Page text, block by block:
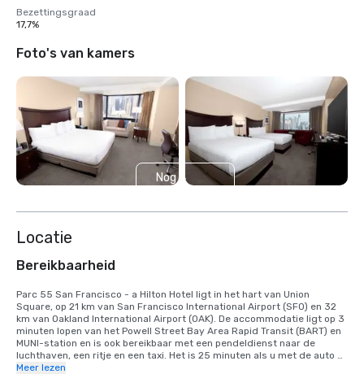
Bezettingsgraad
17,7%
Foto's van kamers
Nog 4
Locatie
Bereikbaarheid
Parc 55 San Francisco - a Hilton Hotel ligt in het hart van Union
Square, op 21 km van San Francisco International Airport (SFO) en 32
km van Oakland International Airport (OAK). De accommodatie ligt op 3
minuten lopen van het Powell Street Bay Area Rapid Transit (BART) en
MUNI-station en is ook bereikbaar met een pendeldienst naar de
luchthaven, een ritje en een taxi. Het is 25 minuten als u met de auto
komt, of 40 minuten met de BART-trein. We zijn gevestigd in het Union
Meer lezen